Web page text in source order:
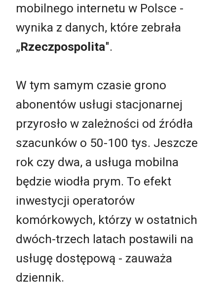
mobilnego internetu w Polsce -
wynika z danych, które zebrała
„Rzeczpospolita".
W tym samym czasie grono
abonentów usługi stacjonarnej
przyrosło w zależności od źródła
szacunków o 50-100 tys. Jeszcze
rok czy dwa, a usługa mobilna
będzie wiodła prym. To efekt
inwestycji operatorów
komórkowych, którzy w ostatnich
dwóch-trzech latach postawili na
usługę dostępową - zauważa
dziennik.